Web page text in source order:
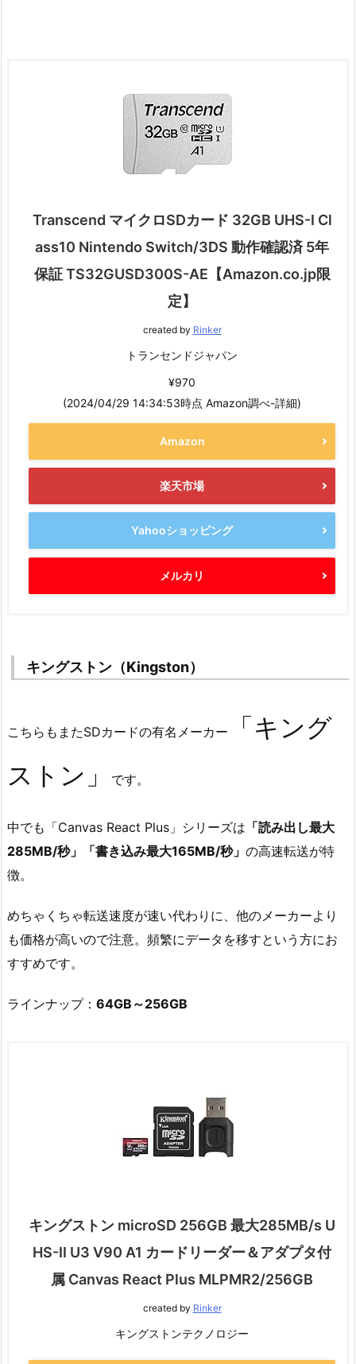
Transcend マイクロSDカード 32GB UHS-I Cl
ass10 Nintendo Switch/3DS 動作確認済 5年
保証 TS32GUSD300S-AE【Amazon.co.jp限
定】
created by Rinker
トランセンドジャパン
¥970
(2024/04/29 14:34:53時点 Amazon調べ-詳細)
Amazon
楽天市場
Yahooショッピング
メルカリ
キングストン（Kingston）
こちらもまたSDカードの有名メーカー
「キング
ストン」
です。
中でも「Canvas React Plus」シリーズは 「読み出し最大
285MB/秒」「書き込み最大165MB/秒」 の高速転送が特
徴。
めちゃくちゃ転送速度が速い代わりに、他のメーカーより
も価格が高いので注意。頻繁にデータを移すという方にお
すすめです。
ラインナップ： 64GB～256GB
キングストン microSD 256GB 最大285MB/s U
HS-II U3 V90 A1 カードリーダー＆アダプタ付
属 Canvas React Plus MLPMR2/256GB
created by Rinker
キングストンテクノロジー